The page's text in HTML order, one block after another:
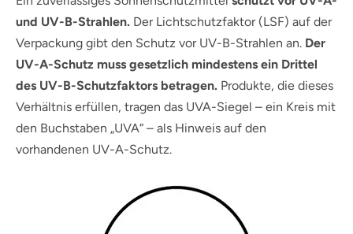
und UV-B-Strahlen. Der Lichtschutzfaktor (LSF) auf der
Verpackung gibt den Schutz vor UV-B-Strahlen an. Der
UV-A-Schutz muss gesetzlich mindestens ein Drittel
des UV-B-Schutzfaktors betragen. Produkte, die dieses
Verhältnis erfüllen, tragen das UVA-Siegel – ein Kreis mit
den Buchstaben „UVA“ – als Hinweis auf den
vorhandenen UV-A-Schutz.